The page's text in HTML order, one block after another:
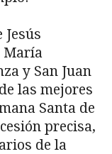
María
y San Juan
las mejores
Santa de
precisa,
de la